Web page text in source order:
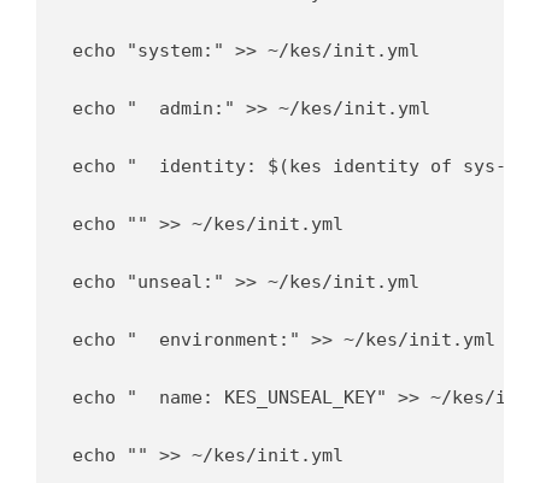
echo "system:" >> ~/kes/init.yml
echo "  admin:" >> ~/kes/init.yml
echo "	identity: $(kes identity of sys-admin.crt)" >> ~/kes/init.yml
echo "" >> ~/kes/init.yml
echo "unseal:" >> ~/kes/init.yml
echo "  environment:" >> ~/kes/init.yml
echo "	name: KES_UNSEAL_KEY" >> ~/kes/init.yml
echo "" >> ~/kes/init.yml